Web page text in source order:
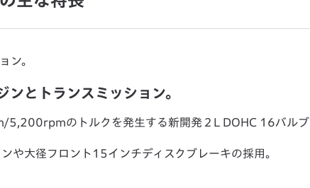
ン。
とトランスミッション。
のトルクを発生する新開発２L DOHC 16バルブ
や大径フロント15インチディスクブレーキの採用。